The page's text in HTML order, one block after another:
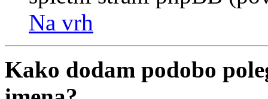
Na vrh
Kako dodam podobo